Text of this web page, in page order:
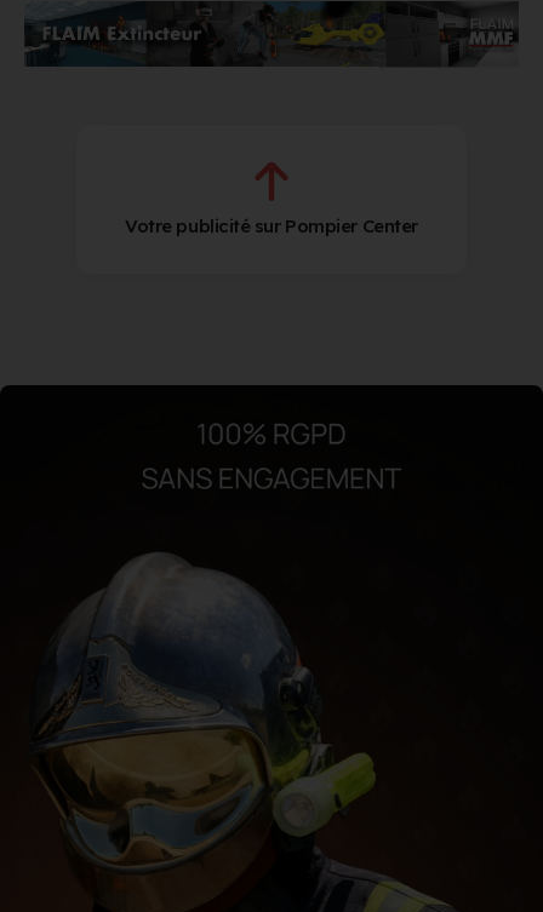
Votre publicité sur Pompier Center